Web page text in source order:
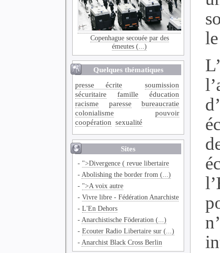
Copenhague secouée par des
émeutes (...)
Quelques thématiques
presse écrite
soumission
sécuritaire
famille
éducation
racisme
paresse
bureaucratie
colonialisme
pouvoir
coopération sexualité
Sites
- ">Divergence ( revue libertaire
- Abolishing the border from (...)
- ">A voix autre
-Vivre libre - Fédération Anarchiste
-L'En Dehors
- Anarchistische Föderation (...)
-Ecouter Radio Libertaire sur (...)
- Anarchist Black Cross Berlin